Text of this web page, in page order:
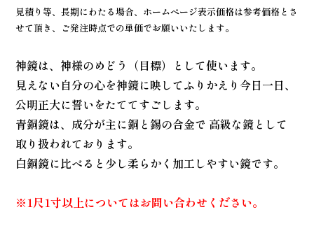
見積り等、長期にわたる場合、ホームページ表示価格は参考価格とさ
せて頂き、ご発注時点での単価でお願いいたします。
神鏡は、神様のめどう（目標）として使います。
見えない自分の心を神鏡に映してふりかえり今日一日、
公明正大に誓いをたててすごします。
青銅鏡は、成分が主に銅と錫の合金で 高級な鏡として
取り扱われております。
白銅鏡に比べると少し柔らかく加工しやすい鏡です。
※1尺1寸以上についてはお問い合わせください。